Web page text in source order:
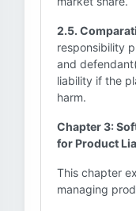
2.5.
responsibility
and
liability if the
harm.
Chapter 3:
for Product
This chapter
managing